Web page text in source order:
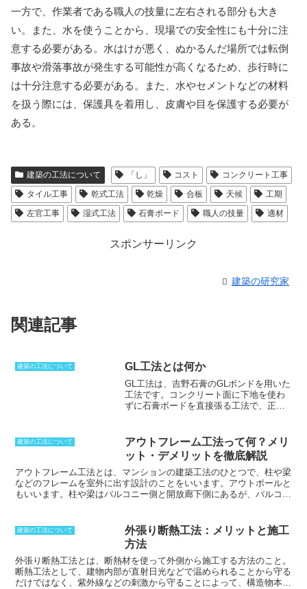
一方で、作業者である職人の技量に左右される部分も大き
い。また、水を使うことから、現場での安全性にも十分に注
意する必要がある。水はけが悪く、ぬかるんだ場所では転倒
事故や滑落事故が発生する可能性が高くなるため、歩行時に
は十分注意する必要がある。また、水やセメントなどの材料
を扱う際には、保護具を着用し、皮膚や目を保護する必要が
ある。
建築の工法について 「し」 コスト
コンクリート工事
タイル工事
乾式工法 乾燥 合板 天候
工期
左官工事
湿式工法 石膏ボード 職人の技量 適材
スポンサーリンク
建築の研究家
関連記事
建築の工法について GL工法とは何か
GL工法は、吉野石膏のGLボンドを用いた
工法です。コンクリート面に下地を使わ
ずに石膏ボードを直接張る工法で、正式
ボード直張りと書くことが多く、カッコ
書きでGL工法と表記されることが多いで
す。特に公共設計の場合にはメーカー名
を表記できないことから短縮して表記さ
れます。GLボンドを使うことによって直
張りができるようになるため、
工程は大
技術も必要としません。しかし、欠点と
しては、ケイカル板などはGLボンドの水
分が吸収されてしまうため反ってしまう
可能性があることです。
建築の工法について
アウトフレーム工法って何？メリ
ット・デメリットを徹底解説
アウトフレーム工法とは、マンションの建築工法のひとつで、柱や梁
などのフレームを室外に出す設計のこと をいいます。アウトポールと
もいいます。柱や梁はバルコニー側と開放廊下側にあるが、バルコニ
ず、家具の配置がしにくい、空間にデッドスペースができるなどの問
題がありました。これを解消したのがアウトフレーム工法です。
建築の工法について
外張り断熱工法：メリットと施工
方法
外張り断熱工法とは、断熱材を使って外側から施工する方法のこと。
断熱工法として、建物内部が直射日光などで温められることから守る
だけではなく、紫外線などの刺激から守ることによって、構造物本体